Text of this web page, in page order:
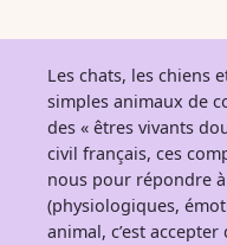
Les chats, les chiens
simples animaux de
des « êtres vivants
civil français, ces
nous pour répondre
(physiologiques,
animal, c’est